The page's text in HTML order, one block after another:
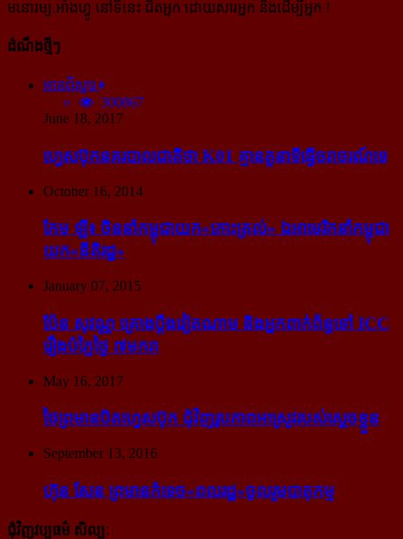
មនោរម្យ.អាំងហ្វូ នៅទីនេះ ជិតអ្នក ដោយសារអ្នក និងដើម្បីអ្នក !
ដំណឹងថ្មីៗ
អានពិស្ដារ
300867
June 18, 2017
ហ្វេសប៊ុក​នគរបាល​ជាតិ​ថា K01 គ្មាន​តួនាទី​ធ្វើ​ចរាចរណ៍​ទេ
October 16, 2014
កែម ឡី៖ ចិន​នាំ​កម្ពុជា​យក​«កោះ​ត្រល់» ឯ​អាមេរិក​នាំ​កម្ពុជា​
យក​«នីតិរដ្ឋ»
January 07, 2015
ប៉ែន សុវណ្ណ គ្រោង​ប្តឹង​វៀតណាម និង​អ្នក​ពាក់​ព័ន្ធ​ទៅ ICC
រឿង​បំភ្លៃ​ថ្ងៃ ៧​មករា
May 16, 2017
ថៃ​ព្រមាន​បិត​ហ្វេសប៊ុក ជុំ​វិញ​រូបភាព​អាស្រូវ​របស់​ស្ដេច​ខ្លួន
September 13, 2016
ហ៊ុន សែន ព្រមាន​កំទេច​«ពលរដ្ឋ»​ចូលរួម​បាតុកម្ម
ជុំវិញវប្បធម៌ សិល្បៈ